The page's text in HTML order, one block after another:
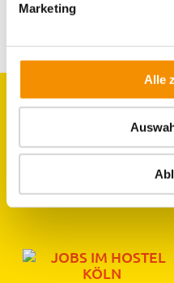
Marketing
Alle